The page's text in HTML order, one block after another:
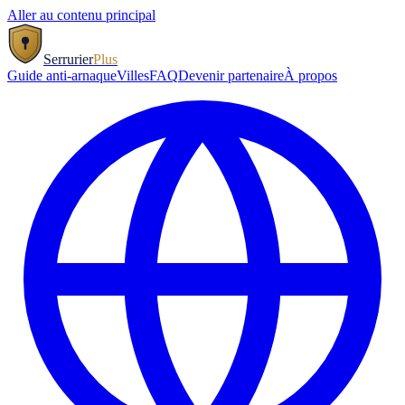
Aller au contenu principal
SerrurierPlus
Guide anti-arnaqueVillesFAQDevenir partenaireÀ propos